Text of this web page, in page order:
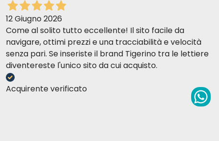
Ernährungsphysiologische Zusatzstoffe /kg
1325 IE, Vit. E 15 mg, Taurin 160 mg
Analytische Bestandteile
: Protein 12 %, Rohöle und -
fette 0,8 %, Rohfaser 0,5 %, Rohasche 1 %, Feuchtigkeit
85 %
70,4 kcal/100 g
12 Giugno 2026
Come al solito tutto eccellente! Il sito facile da
navigare, ottimi prezzi e una tracciabilità e velocità
senza pari. Se inseriste il brand Tigerino tra le lettiere
diventereste l'unico sito da cui acquisto.
Acquirente verificato